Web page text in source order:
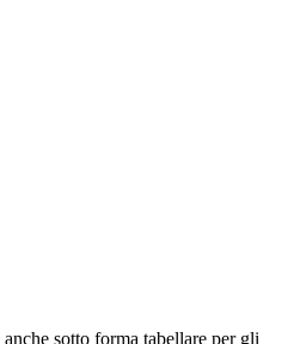
sotto forma tabellare per gli